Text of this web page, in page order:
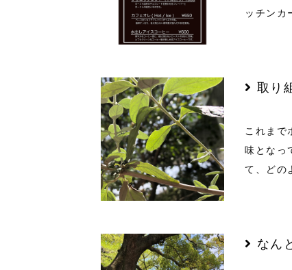
ッチンカ
取り
これまで
味となっ
て、どの
なん